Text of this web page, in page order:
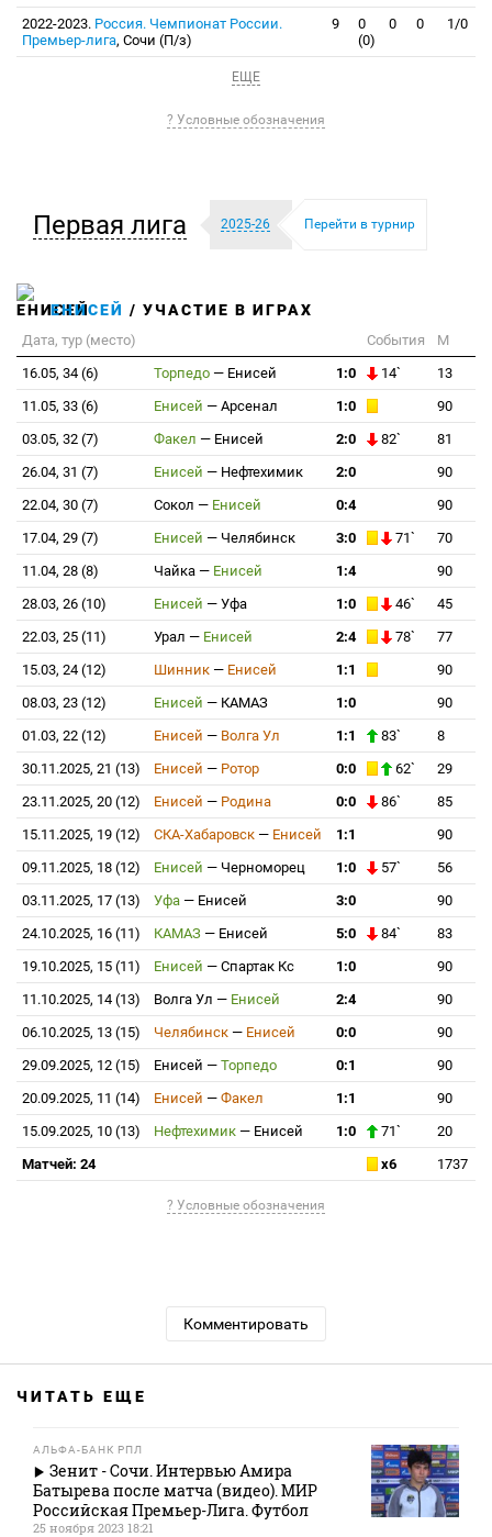
2022-2023. Россия. Чемпионат России.
Премьер-лига, Сочи (П/з)
9
0
(0)
0 0 1/0
ЕЩЕ
? Условные обозначения
Первая лига 2025-26 Перейти в турнир
ЕНИСЕЙ / УЧАСТИЕ В ИГРАХ
Дата, тур (место) События
М
16.05, 34 (6)
Торпедо — Енисей 1:0 14`
13
11.05, 33 (6)
Енисей — Арсенал 1:0
90
03.05, 32 (7)
Факел — Енисей 2:0 82`
81
26.04, 31 (7)
Енисей — Нефтехимик 2:0
90
22.04, 30 (7)
Сокол — Енисей 0:4
90
17.04, 29 (7)
Енисей — Челябинск 3:0 71`
70
11.04, 28 (8)
Чайка — Енисей 1:4
90
28.03, 26 (10)
Енисей — Уфа 1:0 46`
45
22.03, 25 (11)
Урал — Енисей 2:4 78`
77
15.03, 24 (12)
Шинник — Енисей 1:1
90
08.03, 23 (12)
Енисей — КАМАЗ 1:0
90
01.03, 22 (12)
Енисей — Волга Ул 1:1 83`
8
30.11.2025, 21 (13)
Енисей — Ротор 0:0 62`
29
23.11.2025, 20 (12)
Енисей — Родина 0:0 86`
85
15.11.2025, 19 (12)
СКА-Хабаровск — Енисей 1:1
90
09.11.2025, 18 (12)
Енисей — Черноморец 1:0 57`
56
03.11.2025, 17 (13)
Уфа — Енисей 3:0
90
24.10.2025, 16 (11)
КАМАЗ — Енисей 5:0 84`
83
19.10.2025, 15 (11)
Енисей — Спартак Кс 1:0
90
11.10.2025, 14 (13)
Волга Ул — Енисей 2:4
90
06.10.2025, 13 (15)
Челябинск — Енисей 0:0
90
29.09.2025, 12 (15)
Енисей — Торпедо 0:1
90
20.09.2025, 11 (14)
Енисей — Факел 1:1
90
15.09.2025, 10 (13)
Нефтехимик — Енисей 1:0 71`
20
Матчей: 24
x6 1737
? Условные обозначения
Комментировать
ЧИТАТЬ ЕЩЕ
АЛЬФА-БАНК РПЛ
Зенит - Сочи. Интервью Амира
Батырева после матча (видео). МИР
Российская Премьер-Лига. Футбол
25 ноября 2023 18:21